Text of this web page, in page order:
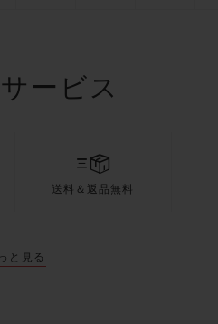
ービス
送料＆返品無料
と見る